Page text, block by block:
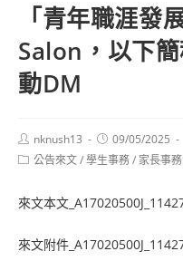
「青年職涯發
Salon，以下
動DM
Post
author:
nknush13
Post
published:
09/05/2025
Post公告來文/學生事務/ 家長事務
來文本文
來文附件